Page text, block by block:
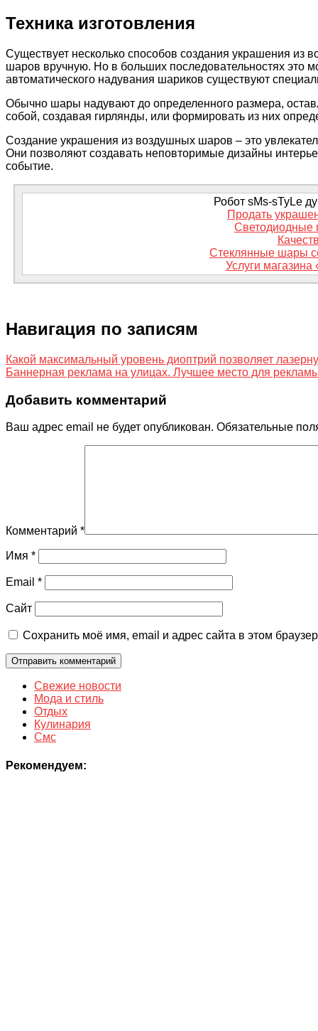
Техника изготовления
Существует несколько способов создания украшения
шаров вручную. Но в больших последовательностях это
автоматического надувания шариков существуют
Обычно шары надувают до определенного размера,
собой, создавая гирлянды, или формировать из них
Создание украшения из воздушных шаров – это
Они позволяют создавать неповторимые дизайны
событие.
Робот sMs-sTyLe
Продать
Светодиодные
Стеклянные шары
Услуги
Навигация по записям
Какой максимальный уровень диоптрий позволяет
Баннерная реклама на улицах. Лучшее место для
Добавить комментарий
Ваш адрес email не будет опубликован. Обязательные
Комментарий *
Имя *
Email *
Сайт
Сохранить моё имя, email и адрес сайта в этом
Свежие новости
Мода и стиль
Отдых
Кулинария
Смс
Рекомендуем: